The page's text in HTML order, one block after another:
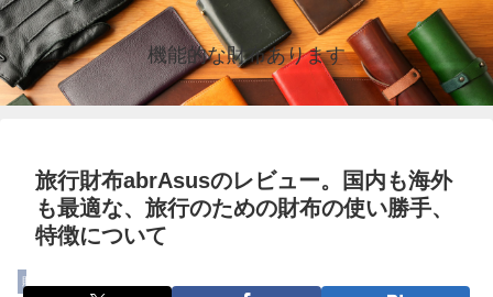
機能的な財布あります
旅行財布abrAsusのレビュー。国内も海外
も最適な、旅行のための財布の使い勝手、
特徴について
財布